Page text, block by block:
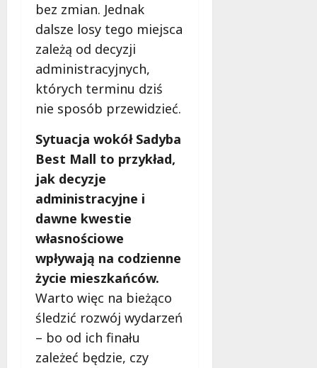
bez zmian. Jednak
dalsze losy tego miejsca
zależą od decyzji
administracyjnych,
których terminu dziś
nie sposób przewidzieć.
Sytuacja wokół Sadyba
Best Mall to przykład,
jak decyzje
administracyjne i
dawne kwestie
własnościowe
wpływają na codzienne
życie mieszkańców.
Warto więc na bieżąco
śledzić rozwój wydarzeń
– bo od ich finału
zależeć będzie, czy